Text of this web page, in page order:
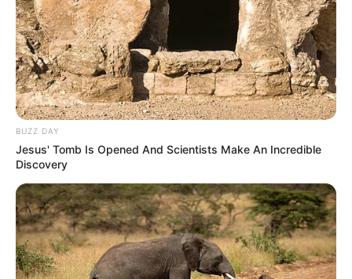
BUZZ DAY
Jesus' Tomb Is Opened And Scientists Make An Incredible
Discovery